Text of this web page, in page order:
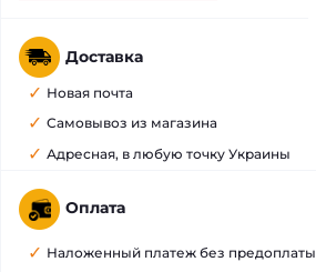
Доставка
Новая почта
Самовывоз из магазина
Адресная, в любую точку Украины
Оплата
Наложенный платеж без предоплаты